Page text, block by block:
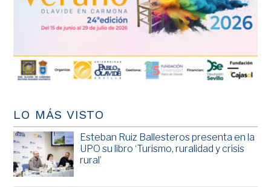
LO MÁS VISTO
Esteban Ruiz Ballesteros presenta en la
UPO su libro ‘Turismo, ruralidad y crisis
rural’